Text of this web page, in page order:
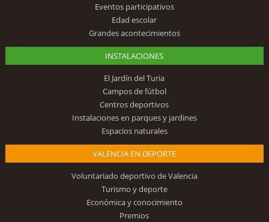
Eventos participativos
Edad escolar
Grandes acontecimientos
INSTALACIONES
El Jardín del Turia
Campos de fútbol
Centros deportivos
Instalaciones en parques y jardines
Espacios naturales
VALENCIA EN DEPORTE
Voluntariado deportivo de Valencia
Turismo y deporte
Económica y conocimiento
Premios